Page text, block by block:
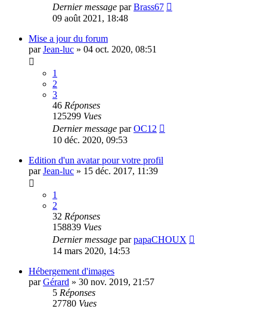
Dernier message parBrass67
09 août 2021, 18:48
Mise a jour du forum
parJean-luc » 04 oct. 2020, 08:51
1
2
3
46 Réponses
125299 Vues
Dernier message parOC12
10 déc. 2020, 09:53
Edition d'un avatar pour votre profil
parJean-luc » 15 déc. 2017, 11:39
1
2
32 Réponses
158839 Vues
Dernier message parpapaCHOUX
14 mars 2020, 14:53
Hébergement d'images
parGérard » 30 nov. 2019, 21:57
5 Réponses
27780 Vues